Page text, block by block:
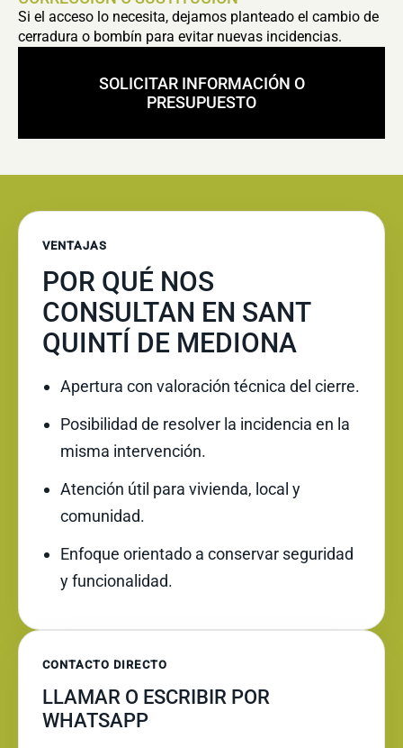
Si el acceso lo necesita, dejamos planteado el cambio de
cerradura o bombín para evitar nuevas incidencias.
SOLICITAR INFORMACIÓN O
PRESUPUESTO
VENTAJAS
POR QUÉ NOS
CONSULTAN EN SANT
QUINTÍ DE MEDIONA
Apertura con valoración técnica del cierre.
Posibilidad de resolver la incidencia en la
misma intervención.
Atención útil para vivienda, local y
comunidad.
Enfoque orientado a conservar seguridad
y funcionalidad.
CONTACTO DIRECTO
LLAMAR O ESCRIBIR POR
WHATSAPP